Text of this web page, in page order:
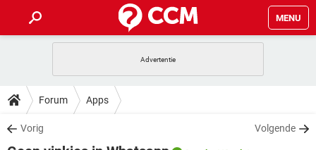
MENU
INSTAGRAM
NETFLIX
HOW-TO
VIDEOBELLEN
DOWNLOADS
Forum Apps
Vorig Volgende